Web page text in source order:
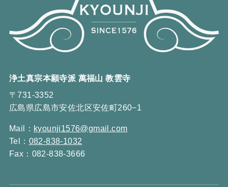
浄土真宗本願寺派 萬福山 教雲寺
〒731-3352
広島県広島市安佐北区安佐町260−1
Mail： kyounji1576@gmail.com
Tel： 082-838-1032
Fax：082-838-3666